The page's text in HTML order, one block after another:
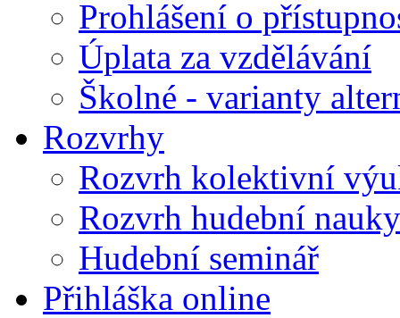
Prohlášení o
Úplata za vzdělávání
Školné - varianty
Rozvrhy
Rozvrh kolektivní
Rozvrh hudební
Hudební seminář
Přihláška online